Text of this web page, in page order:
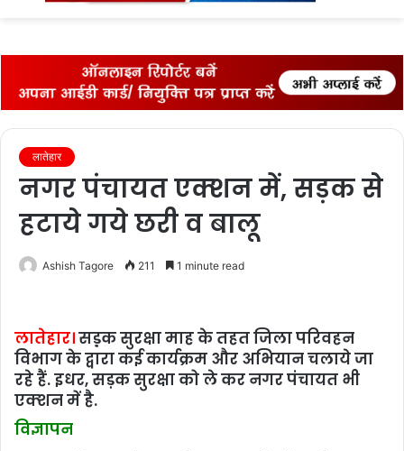
लातेहार
नगर पंचायत एक्‍शन में, सड़क से
हटाये गये छरी व बालू
Ashish Tagore 211 1 minute read
लातेहार।सड़़क सुरक्षा माह के तहत जिला परिवहन
विभाग के द्वारा कई कार्यक्रम और अभियान चलाये जा
रहे हैं. इधर, सड़क सुरक्षा को ले कर नगर पंचायत भी
एक्‍शन में है.
विज्ञापन